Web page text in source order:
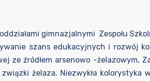
gimnazjalnymi Zespołu
szans edukacyjnych i rozwój
ze źródłem arsenowo -żelazowym,
żelaza. Niezwykła kolorystyka